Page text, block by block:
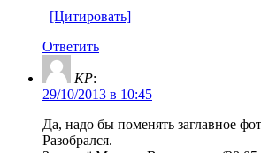
[Цитировать]
Ответить
KP:
29/10/2013 в 10:45
Да, надо бы поменять заглавное
Разобрался.